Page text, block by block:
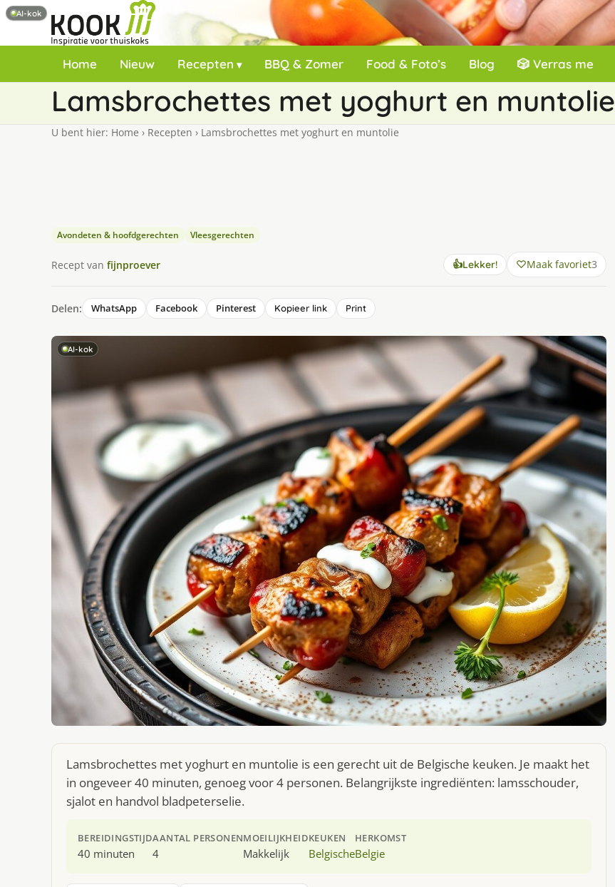
Home Nieuw Recepten BBQ & Zomer Food & Foto’s Blog 🎲 Verras me
Lamsbrochettes met yoghurt en muntolie
U bent hier: Home › Recepten › Lamsbrochettes met yoghurt en muntolie
Avondeten & hoofdgerechten Vleesgerechten
Recept van fijnproever 👍Lekker! Maak favoriet3
Delen: WhatsApp Facebook Pinterest Kopieer link Print
AI-kok
Lamsbrochettes met yoghurt en muntolie is een gerecht uit de Belgische keuken. Je maakt het
in ongeveer 40 minuten, genoeg voor 4 personen. Belangrijkste ingrediënten: lamsschouder,
sjalot en handvol bladpeterselie.
BEREIDINGSTIJD
40 minuten
AANTAL PERSONEN
4
MOEILIJKHEID
Makkelijk
KEUKEN
Belgische
HERKOMST
Belgie
AI-kok